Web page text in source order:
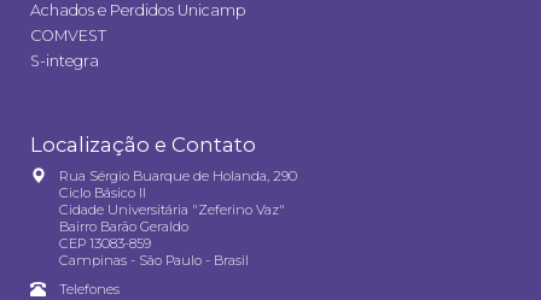
Achados e Perdidos Unicamp
COMVEST
S-integra
Localização e Contato
Rua Sérgio Buarque de Holanda, 290
Ciclo Básico II
Cidade Universitária "Zeferino Vaz"
Bairro Barão Geraldo
CEP 13083-859
Campinas - São Paulo - Brasil
Telefones